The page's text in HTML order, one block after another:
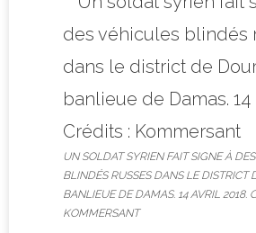
UN SOLDAT SYRIEN FAIT SIGNE À
BLINDÉS RUSSES DANS LE DISTRICT
BANLIEUE DE DAMAS. 14 AVRIL 2018.
KOMMERSANT